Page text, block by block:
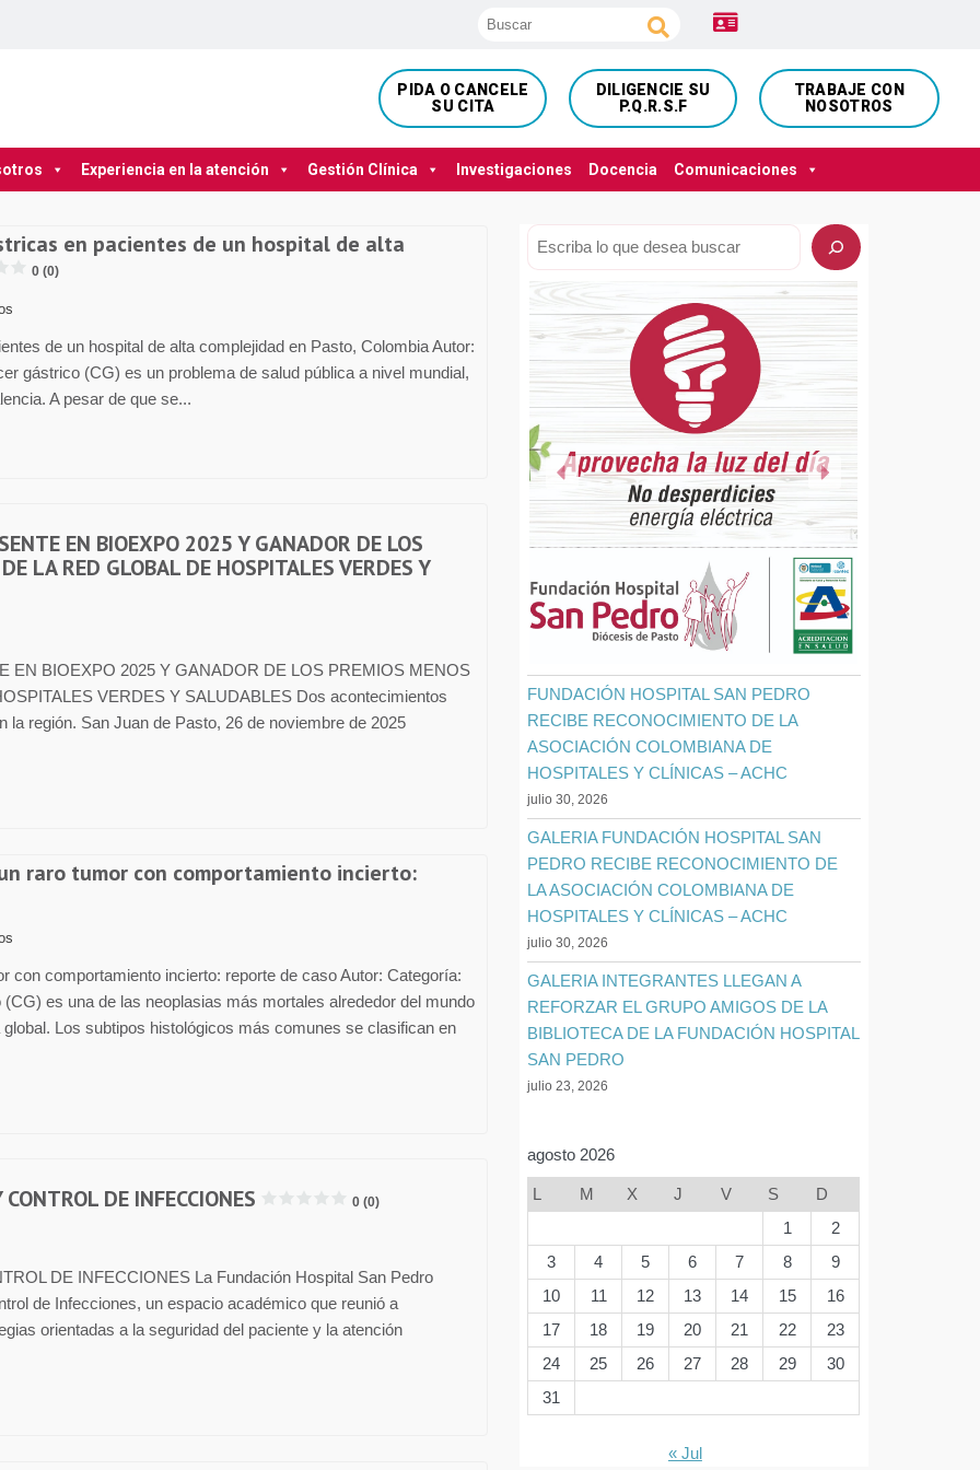
PIDA O CANCELE
SU CITA
DILIGENCIE SU
P.Q.R.S.F
TRABAJE CON
NOSOTROS
Experiencia en la atención Gestión Clínica Investigaciones Docencia Comunicaciones
en pacientes de un hospital de alta
0 (0)
de un hospital de alta complejidad en Pasto, Colombia Autor:
gástrico (CG) es un problema de salud pública a nivel mundial,
A pesar de que se...
EN BIOEXPO 2025 Y GANADOR DE LOS
LA RED GLOBAL DE HOSPITALES VERDES Y
EN BIOEXPO 2025 Y GANADOR DE LOS PREMIOS MENOS
VERDES Y SALUDABLES Dos acontecimientos
región. San Juan de Pasto, 26 de noviembre de 2025
raro tumor con comportamiento incierto:
comportamiento incierto: reporte de caso Autor: Categoría:
es una de las neoplasias más mortales alrededor del mundo
Los subtipos histológicos más comunes se clasifican en
DE INFECCIONES 0 (0)
DE INFECCIONES La Fundación Hospital San Pedro
de Infecciones, un espacio académico que reunió a
orientadas a la seguridad del paciente y la atención
FUNDACIÓN HOSPITAL SAN PEDRO
RECIBE RECONOCIMIENTO DE LA
ASOCIACIÓN COLOMBIANA DE
HOSPITALES Y CLÍNICAS – ACHC
julio 30, 2026
GALERIA FUNDACIÓN HOSPITAL SAN
PEDRO RECIBE RECONOCIMIENTO DE
LA ASOCIACIÓN COLOMBIANA DE
HOSPITALES Y CLÍNICAS – ACHC
julio 30, 2026
GALERIA INTEGRANTES LLEGAN A
REFORZAR EL GRUPO AMIGOS DE LA
BIBLIOTECA DE LA FUNDACIÓN HOSPITAL
SAN PEDRO
julio 23, 2026
agosto 2026
L M X J V S
D
1
2
3
4 5 6 7 8
9
10
11 12 13 14 15
16
17
18 19 20 21 22
23
24
25 26 27 28 29
30
31
« Jul